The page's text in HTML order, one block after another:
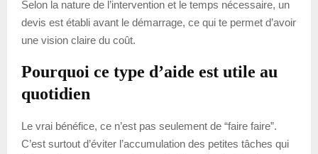
Selon la nature de l’intervention et le temps nécessaire, un
devis est établi avant le démarrage, ce qui te permet d’avoir
une vision claire du coût.
Pourquoi ce type d’aide est utile au
quotidien
Le vrai bénéfice, ce n’est pas seulement de “faire faire”.
C’est surtout d’éviter l’accumulation des petites tâches qui